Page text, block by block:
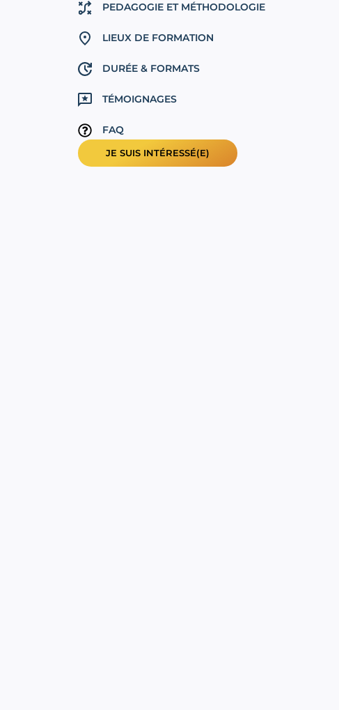
PEDAGOGIE ET MÉTHODOLOGIE
LIEUX DE FORMATION
DURÉE & FORMATS
TÉMOIGNAGES
FAQ
JE SUIS INTÉRESSÉ(E)